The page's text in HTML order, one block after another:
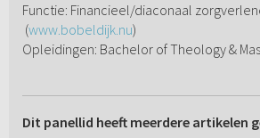
Functie: Financieel/diaconaal
(www.bobeldijk.nu)
Opleidingen: Bachelor of Theology &
Dit panellid heeft meerdere artikelen